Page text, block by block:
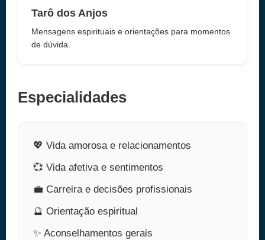
Tarô dos Anjos
Mensagens espirituais e orientações para momentos
de dúvida.
Especialidades
💖 Vida amorosa e relacionamentos
💞 Vida afetiva e sentimentos
💼 Carreira e decisões profissionais
🔮 Orientação espiritual
✨ Aconselhamentos gerais